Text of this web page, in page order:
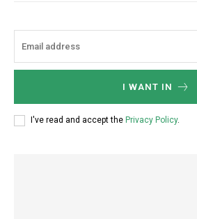
I WANT IN
I've read and accept the Privacy Policy.